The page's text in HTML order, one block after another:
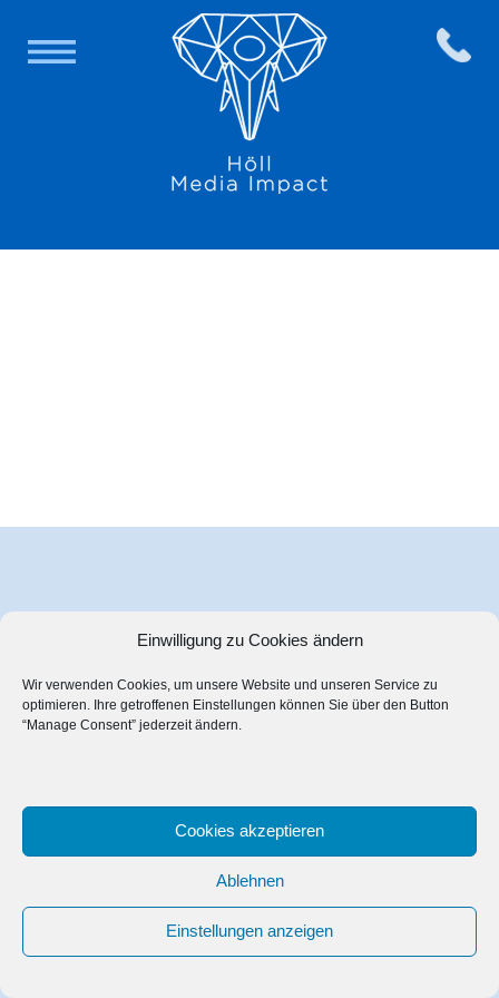
Einwilligung zu Cookies ändern
Wir verwenden Cookies, um unsere Website und unseren Service zu
optimieren. Ihre getroffenen Einstellungen können Sie über den Button
“Manage Consent” jederzeit ändern.
Cookies akzeptieren
Ablehnen
Einstellungen anzeigen